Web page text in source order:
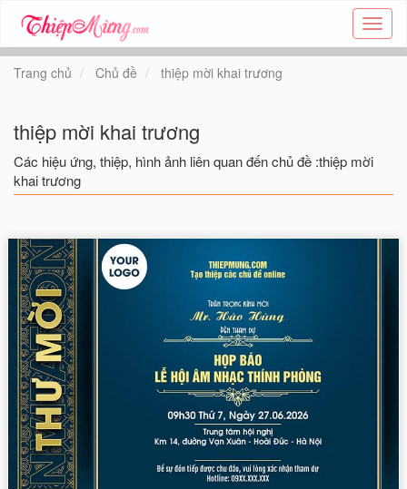
Tạo
thiệp
online
đề
-
Trang chủ Chủ đề thiệp mời khai trương
thiệp mời khai trương
Các hiệu ứng, thiệp, hình ảnh liên quan đến chủ đề :thiệp mời
khai trương